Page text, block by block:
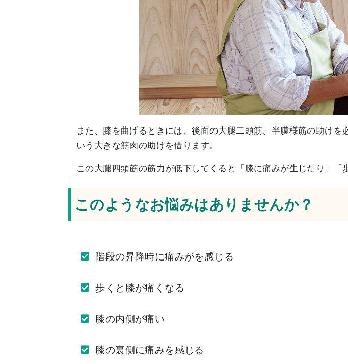
また、膝を曲げるときには、後面の大腿二頭筋、半膜様筋の助け
いう大きな筋肉の助けを借ります。
この大腿四頭筋の筋力が低下してくると「膝に痛みが生じたり」
このようなお悩みはありませんか？
階段の昇降時に痛みがを感じる
歩くと膝が痛くなる
膝の内側が痛い
膝の裏側に痛みを感じる